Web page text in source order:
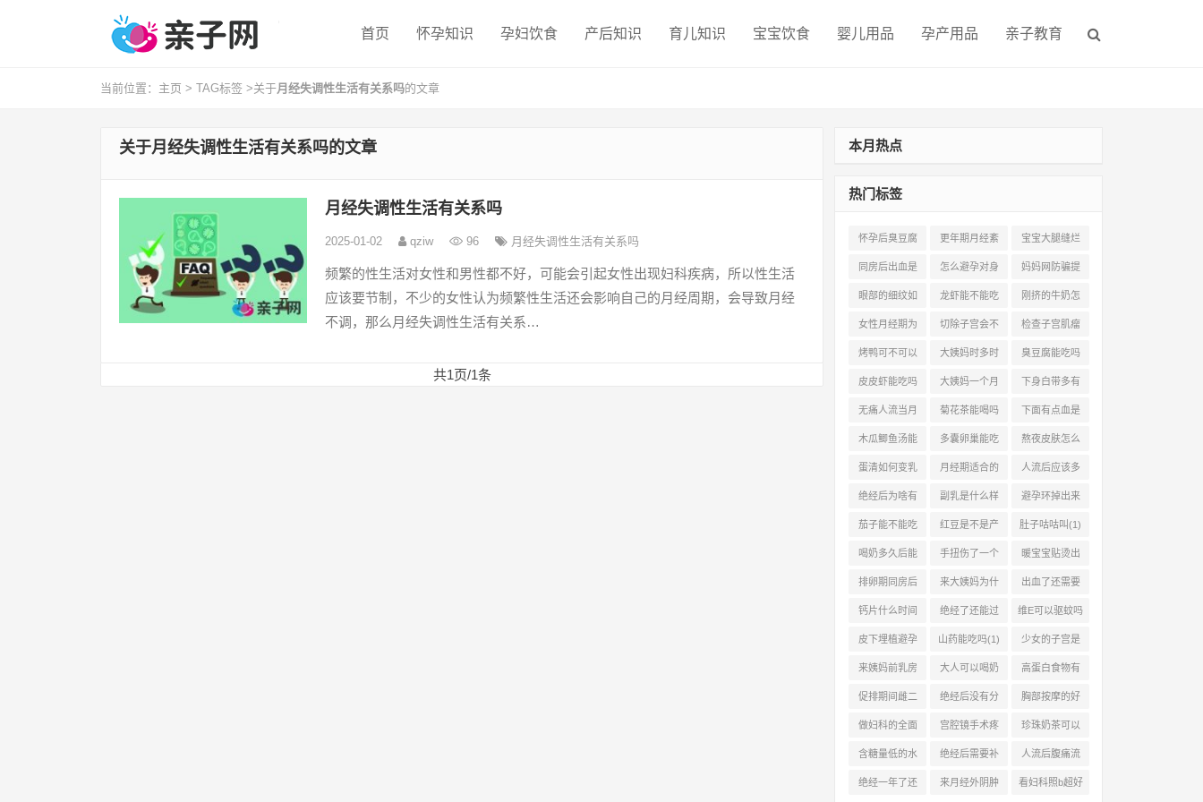
首页 怀孕知识 孕妇饮食 产后知识 育儿知识 宝宝饮食 婴儿用品 孕产用品 亲子教育
当前位置： 主页 > TAG标签 >关于月经失调性生活有关系吗的文章
关于月经失调性生活有关系吗的文章
月经失调性生活有关系吗
2025-01-02 qziw 96 月经失调性生活有关系吗
频繁的性生活对女性和男性都不好，可能会引起女性出现妇科疾病，所以性生活
应该要节制，不少的女性认为频繁性生活还会影响自己的月经周期，会导致月经
不调，那么月经失调性生活有关系…
共1页/1条
本月热点
热门标签
怀孕后臭豆腐
能吃吗(1)
更年期月经紊
乱多久绝经(2)
宝宝大腿缝烂
怎么办(1)
同房后出血是
怀孕了吗(1)
怎么避孕对身
体没有伤害(2)
妈妈网防骗提
醒(2)
眼部的细纹如
何产生的(1)
龙虾能不能吃
(1)
刚挤的牛奶怎
么煮(1)
女性月经期为
什么会体虚(1)
切除子宫会不
会加速衰老(1)
检查子宫肌瘤
做什么b超(1)
烤鸭可不可以
吃(1)
大姨妈时多时
少是怎么回事
(1)
臭豆腐能吃吗
(0)
皮皮虾能吃吗
(1)
大姨妈一个月
没来正常吗(1)
下身白带多有
点痒怎么办(1)
无痛人流当月
同房会怀孕吗
(1)
菊花茶能喝吗
(1)
下面有点血是
不是怀孕了(2)
木瓜鲫鱼汤能
丰胸吗(1)
多囊卵巢能吃
蜂王浆吗(1)
熬夜皮肤怎么
恢复(2)
蛋清如何变乳
白(2)
月经期适合的
水果有哪些(1)
人流后应该多
喝红糖水吗(1)
绝经后为啥有
子宫肌瘤(1)
副乳是什么样
的感觉(1)
避孕环掉出来
了会怀孕吗(2)
茄子能不能吃
(1)
红豆是不是产
气食物(1)
肚子咕咕叫(1)
喝奶多久后能
吃柿子(2)
手扭伤了一个
月还疼怎么回
(1)
暖宝宝贴烫出
水泡怎么办(1)
排卵期同房后
吃避孕药有效
(1)
来大姨妈为什
么会长痘痘(1)
出血了还需要
做人流手术吗
(1)
钙片什么时间
吃最好(1)
绝经了还能过
夫妻生活吗(1)
维E可以驱蚊吗
(1)
皮下埋植避孕
取时疼吗(1)
山药能吃吗(1) 少女的子宫是
什么样子的(1)
来姨妈前乳房
胀正常吗(1)
大人可以喝奶
粉吗(1)
高蛋白食物有
哪些(1)
促排期间雌二
醇下降怎么办
(2)
绝经后没有分
泌物正常吗(1)
胸部按摩的好
处有哪些(1)
做妇科的全面
检查包括哪些
(1)
宫腔镜手术疼
还是刮宫疼(2)
珍珠奶茶可以
喝吗(1)
含糖量低的水
果(2)
绝经后需要补
充雌激素吗(2)
人流后腹痛流
血正常吗(2)
绝经一年了还 来月经外阴肿 看妇科照b超好